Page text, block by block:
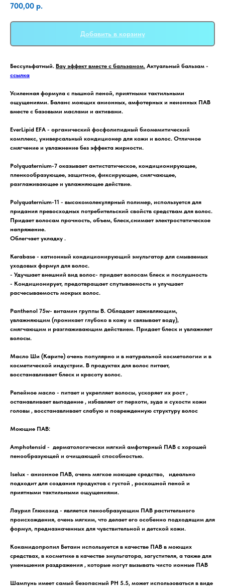
700,00 р.
Добавить в корзину
Бессульфатный. Вау эффект вместе с бальзамом. Актуальный бальзам -
ссылка
Усиленная формула с пышной пеной, приятными тактильными
ощущениями. Баланс моющих анионных, амфотерных и неионных ПАВ
вместе с базовыми маслами и активами.
EverLipid EFA - органический фосфолипидный биомемитический
комплекс, универсальный кондиционер для кожи и волос. Отличное
смягчение и увлажнение без эффекта жирности.
Polyquaternium-7 оказывает антистатическое, кондиционирующее,
пленкообразующее, защитное, фиксирующее, смягчающее,
разглаживающее и увлажняющее действие.
Polyquaternium-11 - высокомолекулярный полимер, используется для
придания превосходных потребительский свойств средствам для волос.
Придает волосам прочность, объем, блеск,снимает электростатическое
напряжение.
Облегчает укладку .
Kerabase - катионный кондиционирующий эмульгатор для смываемых
уходовых формул для волос.
- Удучшает внешний вид волос- придает волосам блеск и послушность
- Кондиционирует, предотвращает спутываемость и улучшает
расчесываемость мокрых волос.
Panthenol 75w- витамин группы В. Обладает заживляющим,
увлажняющим (проникает глубоко в кожу и связывает воду),
смягчающим и разглаживающим действием. Придает блеск и увлажняет
волосы.
Масло Ши (Карите) очень популярно и в натуральной косметологии и в
косметической индустрии. В продуктах для волос питает,
восстанавливает блеск и красоту волос.
Репейное масло - питает и укрепляет волосы, ускоряет их рост ,
останавливает выпадение , избавляет от перхоти, зуда и сухости кожи
головы , восстанавливает слабую и поврежденную структуру волос
Моющие ПАВ:
Amphotensid - дерматологически мягкий амфотерный ПАВ с хорошей
пенообразующей и очищающей способностью.
Iselux - анионное ПАВ, очень мягкое моющее средство, идеально
подходит для создания продуктов с густой , роскошной пеной и
приятными тактильными ощущениями.
Лаурил Глюкозид - является пенообразующим ПАВ растительного
происхождения, очень мягким, что делает его особенно подходящим для
формул, предназначенных для чувствительной и детской кожи.
Кокамидопропил Бетаин используется в качестве ПАВ в моющих
средствах, в косметике в качестве эмульгатора, загустителя, а также для
уменьшения раздражения , которые могут вызывать чисто ионные ПАВ
Шампунь имеет самый безопасный PH 5.5, может использоваться в виде